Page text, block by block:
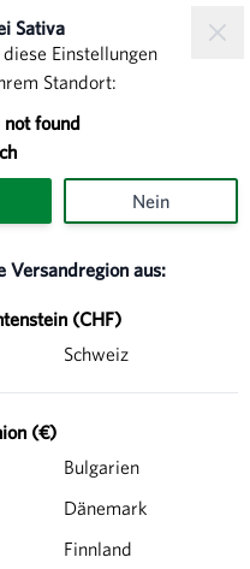
Sativa
Einstellungen
Standort:
not found
Nein
Versandregion aus:
(CHF)
Schweiz
(€)
Bulgarien
Dänemark
Finnland
ihr zusagenden
Sie wurde vor 1943
09 10